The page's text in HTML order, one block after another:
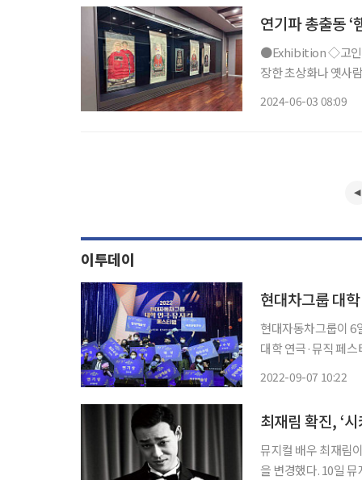
연기파 총출동
●Exhibition ◇고인물전(古人物展) 일정 6월 30일까지 장소 화정박물관 화정박물관이 소
장한 초상화나 옛사
2024-06-03 08:09
이투데이
현대차그룹 대
현대자동차그룹이 6
대학 연극·뮤직 페스티벌’ 시상
2022-09-07 10:22
뮤지컬 배우 최재림
을 변경했다. 10일 뮤지컬 ‘시카고’ 주관사 신시컴퍼니는 공식 SNS를 통해 “최재림 배우가 9